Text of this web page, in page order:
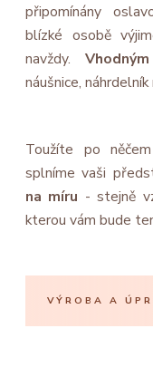
připomínány
blízké osobě
navždy.
náušnice,
Toužíte po něčem
splníme vaši
na míru - stejně
kterou vám bude
VÝROBA A